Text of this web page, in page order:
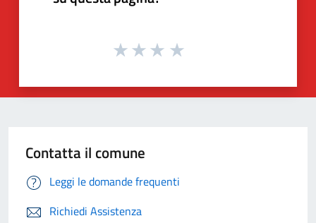
Contatta il comune
Leggi le domande frequenti
Richiedi Assistenza